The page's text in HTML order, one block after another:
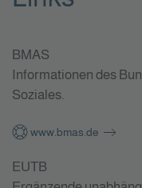
BMAS
Informationen des
Soziales.
www.bmas.de
EUTB